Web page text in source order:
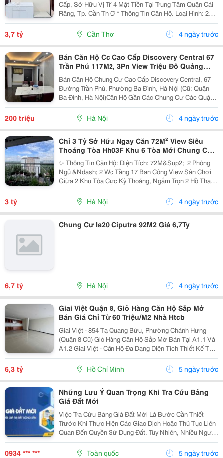
Cấp, Sở Hữu Vị Trí 4 Mặt Tiền Tại Trung Tâm Quận Cái
Răng, Tp. Cần Th Ơ * Thông Tin Căn Hộ. Loại Hình: 2Pn.
Diện Tích : 70-75M2 . Thiết Kế Tối Ưu: Phòng Khách
Rộng Kết Nối Logia. Phòng Ngủ Master...
3,7 tỷ Cần Thơ 4 ngày trước
Bán Căn Hộ Cc Cao Cấp Discovery Central 67
Trần Phú 117M2, 3Pn View Triệu Đô Quảng
Trường Ba Đình
Bán Căn Hộ Chung Cư Cao Cấp Discovery Central, 67
Đường Trần Phú, Phường Ba Đình, Hà Nội (Cũ: Quận
Ba Đình, Hà Nội)Căn Hộ Gần Các Chung Cư Các Quận
Lân Cận: Aqua Central, Vin Metropolis, Lotte, Lancaster
Núi Trúc, Sun Grand Thụy Khuê... Gần Trường...
200 triệu Hà Nội 4 ngày trước
Chỉ 3 Tỷ Sở Hữu Ngay Căn 72M² View Siêu
Thoáng Tòa Hh03F Khu 6 Tòa Mới Chung Cư
Thanh Hà
✨ Thông Tin Căn Hộ: Diện Tích: 72M&Sup2; ️ 2 Phòng
Ngủ &Ndash; 2 Wc Tầng 17 Ban Công View Sân Chơi
Giữa 2 Khu Tòa Cực Kỳ Thoáng, Ngắm Trọn 2 Hồ Thanh
Hà . ️ Nội Thất Để Lại: 01 Điều Hòa, Quạt Trần, Tủ Bếp
Trên Dưới, Bếp Từ + Hút Mùi, Bộ Sofa, Bàn...
3 tỷ Hà Nội 4 ngày trước
Chung Cư Ia20 Ciputra 92M2 Giá 6,7Ty
6,7 tỷ Hà Nội 4 ngày trước
Giai Việt Quận 8, Giỏ Hàng Căn Hộ Sắp Mở
Bán Giá Chỉ Từ 60 Triệu/M2 Nhà Htcb
Giai Việt - 854 Tạ Quang Bửu, Phường Chánh Hưng
(Quận 8 Cũ) Giỏ Hàng Căn Hộ Sắp Mở Bán Tại A1.1 Và
A1.2 Giai Việt - Căn Hộ Đa Dạng Diện Tích Thiết Kế Từ
2Pn Đến 3Pn - 2Pn Diện Tích 78M2 Và 115M2 - 3Pn Diện
Tích 105M2 - Giá Bán Dự Kiến Chỉ Từ 55 - 60...
6,3 tỷ Hồ Chí Minh 5 ngày trước
Những Lưu Ý Quan Trọng Khi Tra Cứu Bảng
Giá Đất Mới
Việc Tra Cứu Bảng Giá Đất Mới Là Bước Cần Thiết
Trước Khi Thực Hiện Các Giao Dịch Hoặc Thủ Tục Liên
Quan Đến Quyền Sử Dụng Đất. Tuy Nhiên, Nhiều Người
Vẫn Nhầm Lẫn Giữa Bảng Giá Đất Và Giá Trị Thực Tế
Của Bất Động Sản, Dẫn Đến Những Đánh Giá Chưa...
0934 *** *** Toàn quốc 5 ngày trước